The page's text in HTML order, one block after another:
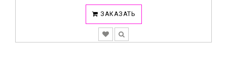
ЗАКАЗАТЬ